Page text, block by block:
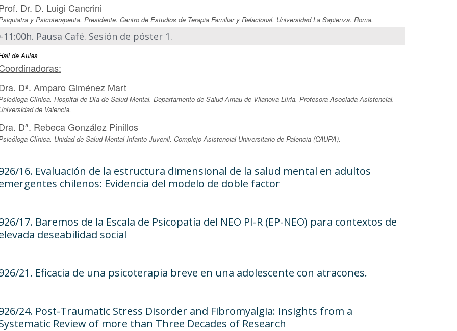
Dr. D. Luigi Cancrini
y Psicoterapeuta. Presidente. Centro de Estudios de Terapia Familiar y Relacional. Universidad La Sapienza. Roma.
11:00h. Pausa Café. Sesión de póster 1.
de Aulas
Dª. Amparo Giménez Mart
Clínica. Hospital de Día de Salud Mental. Departamento de Salud Arnau de Vilanova Llíria. Profesora Asociada Asistencial.
de Valencia.
Dª. Rebeca González Pinillos
Clínica. Unidad de Salud Mental Infanto-Juvenil. Complejo Asistencial Universitario de Palencia (CAUPA).
16. Evaluación de la estructura dimensional de la salud mental en adultos
chilenos: Evidencia del modelo de doble factor
17. Baremos de la Escala de Psicopatía del NEO PI-R (EP-NEO) para contextos de
deseabilidad social
21. Eficacia de una psicoterapia breve en una adolescente con atracones.
24. Post-Traumatic Stress Disorder and Fibromyalgia: Insights from a
Review of more than Three Decades of Research